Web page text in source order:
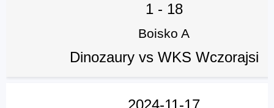
1- 18
Boisko A
Dinozaury vs WKS Wczorajsi